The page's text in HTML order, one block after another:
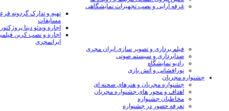
غرفه آرایی و نصب تجهیزات نمایشگاهی
تهیه و تدارک گردونه
مسابقات
اجاره ویدئو دیتا
اجاره و نصب کرین
ایرانمجری
فیلم برداری و تصویر سازی ایران مجری
صدابرداری و سیستم صوتی
رادیو نمایشگاه
نورافشانی و آتش بازی
جشنواره مجریان
جشنواره مجریان و هنرهای صحنه ای
اهداف و محور های جشنواره مجریان
مخاطبان جشنواره
تعرفه حضور در جشنواره